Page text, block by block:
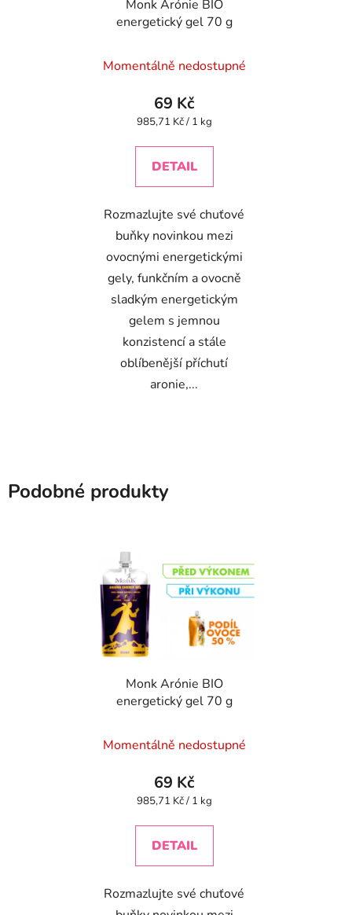
Monk Arónie BIO
energetický gel 70 g
Momentálně nedostupné
69 Kč
Měrná
985,71 Kč / 1 kg
DETAIL
Rozmazlujte své chuťové
buňky novinkou mezi
ovocnými energetickými
gely, funkčním a ovocně
sladkým energetickým
gelem s jemnou
konzistencí a stále
oblíbenější příchutí
aronie,...
Podobné produkty
Monk Arónie BIO
energetický gel 70 g
Momentálně nedostupné
69 Kč
Měrná
985,71 Kč / 1 kg
DETAIL
Rozmazlujte své chuťové